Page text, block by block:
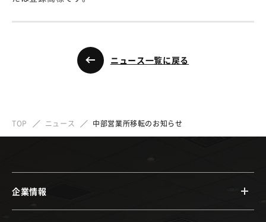
ニュース一覧に戻る
TOP ニュース 中部営業所移転のお知らせ
企業情報